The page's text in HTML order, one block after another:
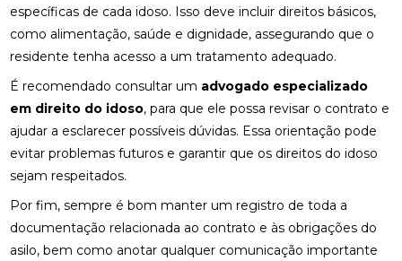
específicas de cada idoso. Isso deve incluir direitos básicos,
como alimentação, saúde e dignidade, assegurando que o
residente tenha acesso a um tratamento adequado.
É recomendado consultar um advogado especializado
em direito do idoso, para que ele possa revisar o contrato e
ajudar a esclarecer possíveis dúvidas. Essa orientação pode
evitar problemas futuros e garantir que os direitos do idoso
sejam respeitados.
Por fim, sempre é bom manter um registro de toda a
documentação relacionada ao contrato e às obrigações do
asilo, bem como anotar qualquer comunicação importante